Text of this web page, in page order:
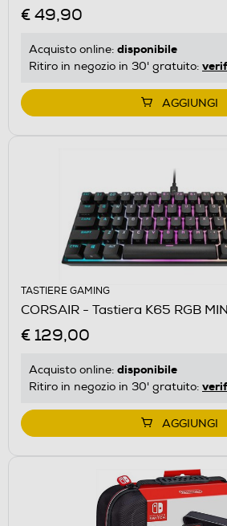
€ 49,90
Acquisto online: disponibile
Ritiro in negozio in 30' gratuito:
AGGIUNGI
TASTIERE GAMING
CORSAIR - Tastiera K65 RGB
€ 129,00
Acquisto online: disponibile
Ritiro in negozio in 30' gratuito:
AGGIUNGI